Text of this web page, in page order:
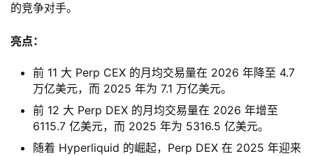
的竞争对手。
亮点：
前 11 大 Perp CEX 的月均交易量在 2026 年降至 4.7
万亿美元，而 2025 年为 7.1 万亿美元。
前 12 大 Perp DEX 的月均交易量在 2026 年增至
6115.7 亿美元，而 2025 年为 5316.5 亿美元。
随着 Hyperliquid 的崛起，Perp DEX 在 2025 年迎来